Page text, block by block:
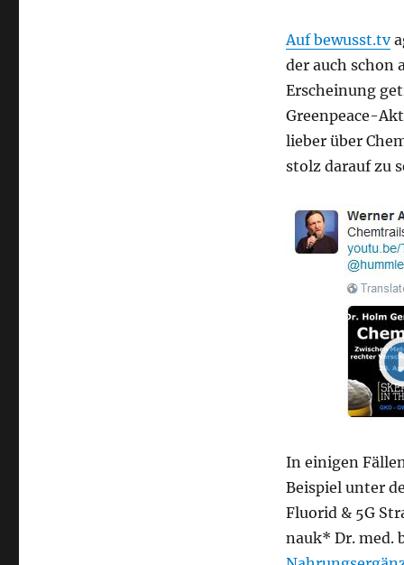
Auf bewusst.tv
der auch schon
Erscheinung
Greenpeace-
lieber über
stolz darauf zu
In einigen
Beispiel unter
Fluorid & 5G
nauk* Dr. med.